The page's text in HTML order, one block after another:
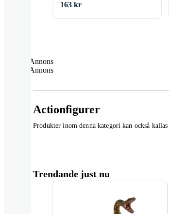
163 kr
Annons
Annons
Actionfigurer
Produkter inom denna kategori kan också kallas
Trendande just nu